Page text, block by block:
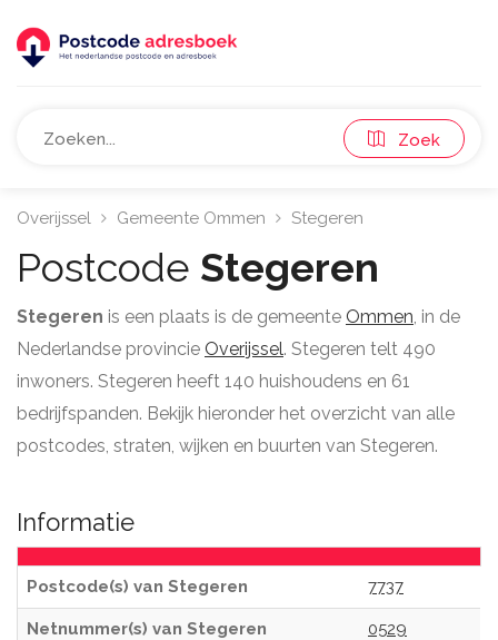
Zoek
Overijssel Gemeente Ommen Stegeren
Postcode Stegeren
Stegeren is een plaats is de gemeente Ommen, in de
Nederlandse provincie Overijssel. Stegeren telt 490
inwoners. Stegeren heeft 140 huishoudens en 61
bedrijfspanden. Bekijk hieronder het overzicht van alle
postcodes, straten, wijken en buurten van Stegeren.
Informatie
Postcode(s) van Stegeren 7737
Netnummer(s) van Stegeren 0529